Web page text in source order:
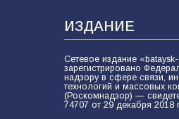
ИЗДАНИЕ
Сетевое издание
зарегистрировано
надзору в сфере связи,
технологий и массовых
(Роскомнадзор) —
74707 от 29 декабря 2018